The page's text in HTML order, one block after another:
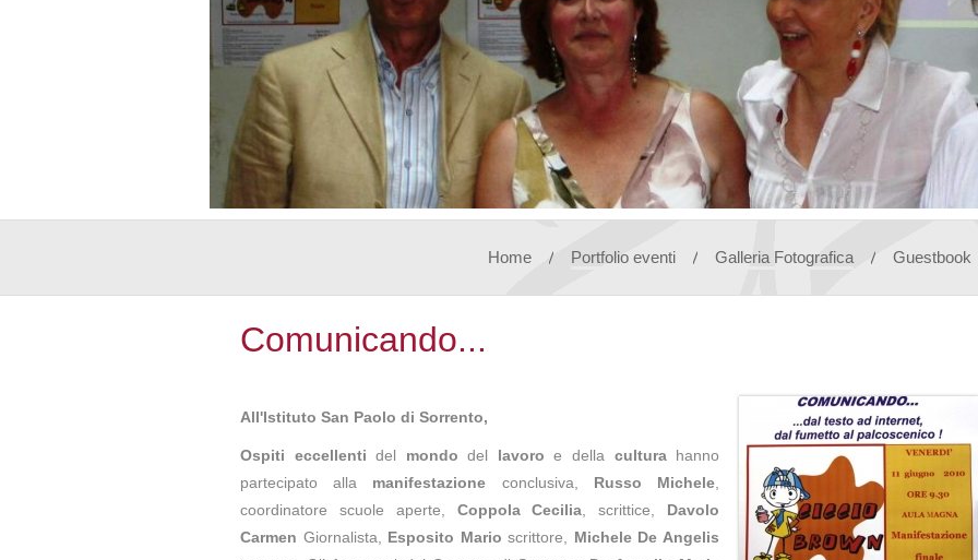
Home Portfolio eventi Galleria Fotografica Guestbook
Comunicando...
All'Istituto San Paolo di Sorrento,
Ospiti eccellentidel mondodel lavoroe della culturahanno
partecipato alla manifestazione conclusiva, Russo Michele
coordinatore scuole aperte, Coppola Cecilia , scrittice, Davolo
Carmen Giornalista, Esposito Mario scrittore, Michele De Angelis